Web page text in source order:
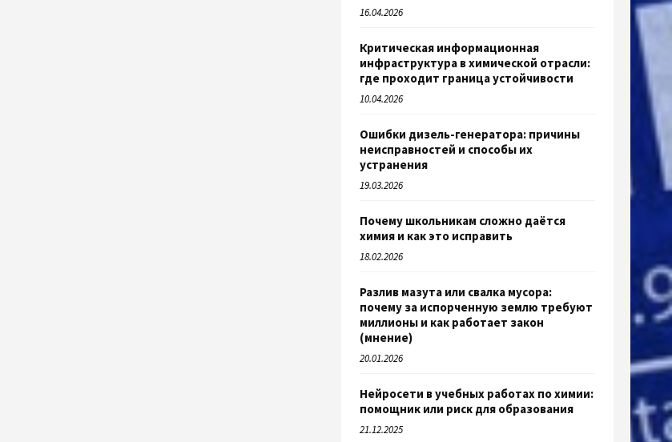
16.04.2026
Критическая информационная
инфраструктура в химической отрасли:
где проходит граница устойчивости
10.04.2026
Ошибки дизель-генератора: причины
неисправностей и способы их
устранения
19.03.2026
Почему школьникам сложно даётся
химия и как это исправить
18.02.2026
Разлив мазута или свалка мусора:
почему за испорченную землю требуют
миллионы и как работает закон
(мнение)
20.01.2026
Нейросети в учебных работах по химии:
помощник или риск для образования
21.12.2025